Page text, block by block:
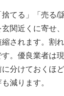
捨てる」「売る/
関近くに寄せ
されます。割
。優良業者は
分けておくほ
減ります。